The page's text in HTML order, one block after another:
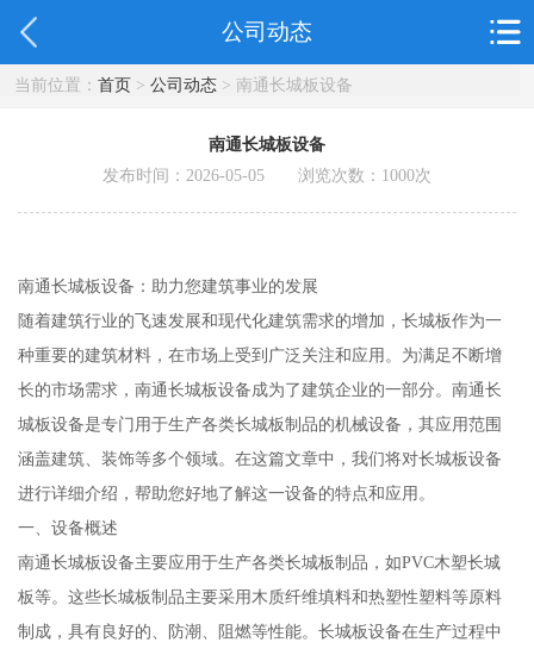
公司动态
当前位置： 首页> 公司动态> 南通长城板设备
南通长城板设备
发布时间：2026-05-05 浏览次数： 1000次
南通长城板设备：助力您建筑事业的发展
随着建筑行业的飞速发展和现代化建筑需求的增加，长城板作为一
种重要的建筑材料，在市场上受到广泛关注和应用。为满足不断增
长的市场需求，南通长城板设备成为了建筑企业的一部分。南通长
城板设备是专门用于生产各类长城板制品的机械设备，其应用范围
涵盖建筑、装饰等多个领域。在这篇文章中，我们将对长城板设备
进行详细介绍，帮助您好地了解这一设备的特点和应用。
一、设备概述
南通长城板设备主要应用于生产各类长城板制品，如PVC木塑长城
板等。这些长城板制品主要采用木质纤维填料和热塑性塑料等原料
制成，具有良好的、防潮、阻燃等性能。长城板设备在生产过程中